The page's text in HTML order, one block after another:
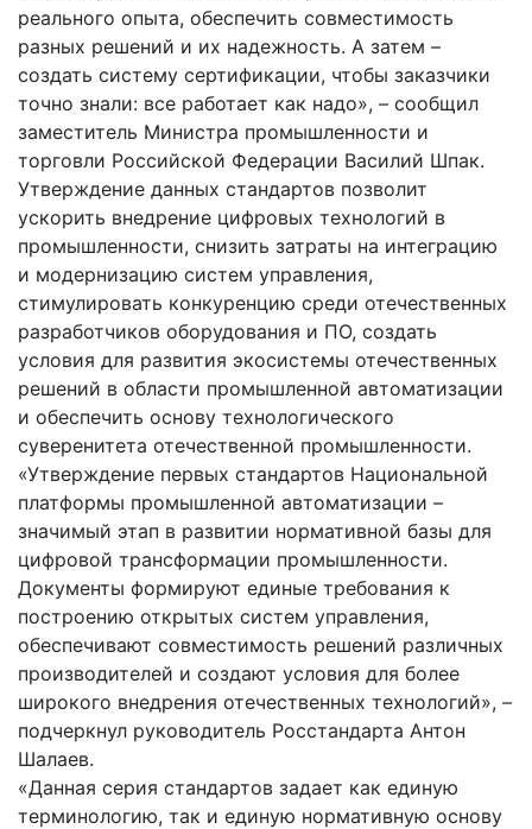
реального опыта, обеспечить совместимость
разных решений и их надежность. А затем –
создать систему сертификации, чтобы заказчики
точно знали: все работает как надо», – сообщил
заместитель Министра промышленности и
торговли Российской Федерации Василий Шпак.
Утверждение данных стандартов позволит
ускорить внедрение цифровых технологий в
промышленности, снизить затраты на интеграцию
и модернизацию систем управления,
стимулировать конкуренцию среди отечественных
разработчиков оборудования и ПО, создать
условия для развития экосистемы отечественных
решений в области промышленной автоматизации
и обеспечить основу технологического
суверенитета отечественной промышленности.
«Утверждение первых стандартов Национальной
платформы промышленной автоматизации –
значимый этап в развитии нормативной базы для
цифровой трансформации промышленности.
Документы формируют единые требования к
построению открытых систем управления,
обеспечивают совместимость решений различных
производителей и создают условия для более
широкого внедрения отечественных технологий», –
подчеркнул руководитель Росстандарта Антон
Шалаев.
«Данная серия стандартов задает как единую
терминологию, так и единую нормативную основу